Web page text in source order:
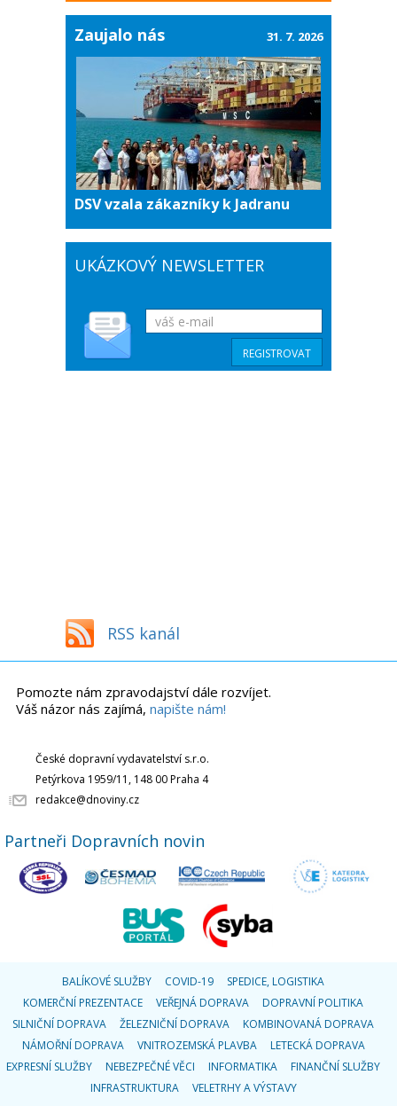
Zaujalo nás
DSV vzala zákazníky k Jadranu
31. 7. 2026
UKÁZKOVÝ NEWSLETTER
RSS kanál
Pomozte nám zpravodajství dále rozvíjet.
Váš názor nás zajímá, napište nám!
České dopravní vydavatelství s.r.o.
Petýrkova 1959/11, 148 00 Praha 4
redakce@dnoviny.cz
Partneři Dopravních novin
BALÍKOVÉ SLUŽBY COVID-19
SPEDICE, LOGISTIKA
KOMERČNÍ PREZENTACE
VEŘEJNÁ DOPRAVA
DOPRAVNÍ POLITIKA
SILNIČNÍ DOPRAVA
ŽELEZNIČNÍ DOPRAVA
KOMBINOVANÁ DOPRAVA
NÁMOŘNÍ DOPRAVA
VNITROZEMSKÁ PLAVBA
LETECKÁ DOPRAVA
EXPRESNÍ SLUŽBY
NEBEZPEČNÉ VĚCI INFORMATIKA
FINANČNÍ SLUŽBY
INFRASTRUKTURA
VELETRHY A VÝSTAVY